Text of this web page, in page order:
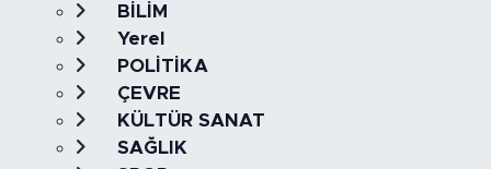
BİLİM
Yerel
POLİTİKA
ÇEVRE
KÜLTÜR SANAT
SAĞLIK